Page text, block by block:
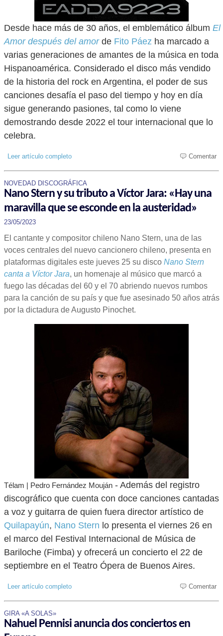
Desde hace más de 30 años, el emblemático álbum El
Amor después del amorde Fito Páez ha marcado a
varias generaciones de amantes de la música en toda
Hispanoamérica. Considerado el disco más vendido
de la historia del rock en Argentina, el poder de sus
canciones desafía el paso del tiempo y hoy en día
sigue generando pasiones, tal como lo viene
demostrando desde 2022 el tour internacional que lo
celebra.
Leer artículo completo Comentar
NOVEDAD DISCOGRÁFICA
Nano Stern y su tributo a Víctor Jara: «Hay una
maravilla que se esconde en la austeridad»
23/05/2023
El cantante y compositor chileno Nano Stern, una de las
voces centrales del nuevo cancionero chileno, presenta en
plataformas digitales este jueves 25 su disco Nano Stern
canta a Víctor Jara, un homenaje al músico que marcó a
fuego las décadas del 60 y el 70 abriendo nuevos rumbos
para la canción de su país y que fue asesinado 50 años atrás
por la dictadura de Augusto Pinochet.
Télam | Pedro Fernández Mouján - Además del registro
discográfico que cuenta con doce canciones cantadas
a voz y guitarra de quien fuera director artístico de
Quilapayún, Nano Stern lo presenta el viernes 26 en
el marco del Festival Internacional de Música de
Bariloche (Fimba) y ofrecerá un concierto el 22 de
septiembre en el Teatro Ópera de Buenos Aires.
Leer artículo completo Comentar
GIRA «A SOLAS»
Nahuel Pennisi anuncia dos conciertos en